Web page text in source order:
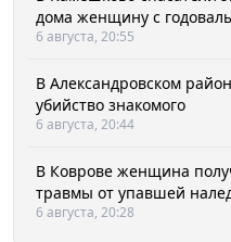
дома женщину с
6 августа, 20:55
В Александровском
убийство знакомого
6 августа, 20:44
В Коврове женщина
травмы от упавшей
6 августа, 20:28